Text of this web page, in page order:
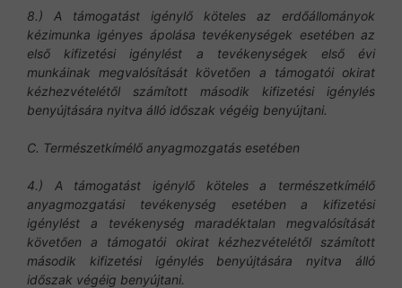
8.) A támogatást igénylő köteles az erdőállományok
kézimunka igényes ápolása tevékenységek esetében az
első kifizetési igénylést a tevékenységek első évi
munkáinak megvalósítását követően a támogatói okirat
kézhezvételétől számított második kifizetési igénylés
benyújtására nyitva álló időszak végéig benyújtani.
C. Természetkímélő anyagmozgatás esetében
4.) A támogatást igénylő köteles a természetkímélő
anyagmozgatási tevékenység esetében a kifizetési
igénylést a tevékenység maradéktalan megvalósítását
követően a támogatói okirat kézhezvételétől számított
második kifizetési igénylés benyújtására nyitva álló
időszak végéig benyújtani.